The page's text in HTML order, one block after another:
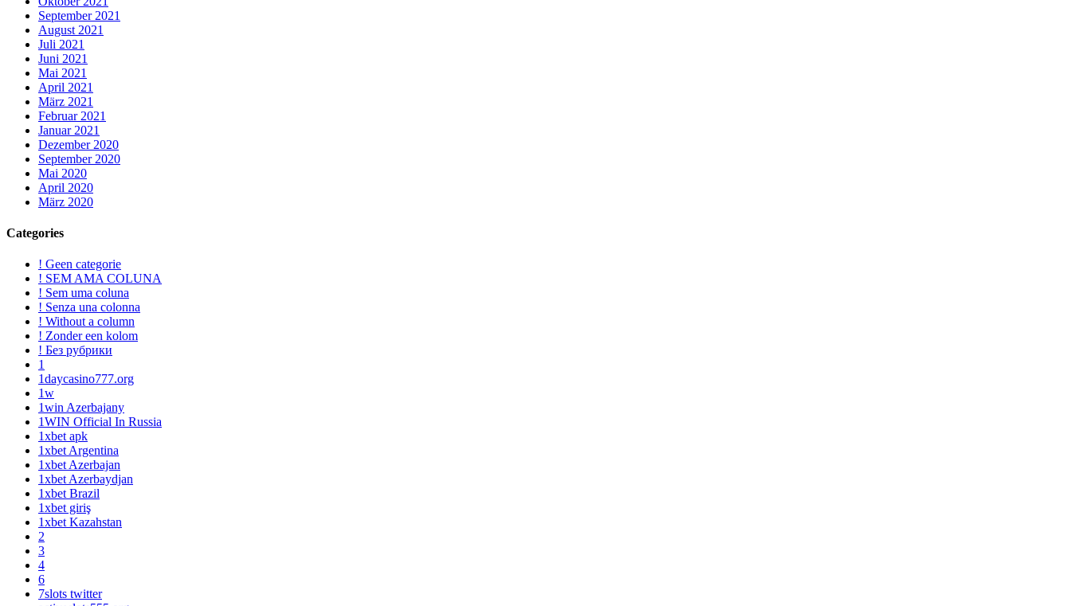
September 2021
August 2021
Juli 2021
Juni 2021
Mai 2021
April 2021
März 2021
Februar 2021
Januar 2021
Dezember 2020
September 2020
Mai 2020
April 2020
März 2020
Categories
! Geen categorie
! SEM AMA COLUNA
! Sem uma coluna
! Senza una colonna
! Without a column
! Zonder een kolom
! Без рубрики
1
1daycasino777.org
1w
1win Azerbajany
1WIN Official In Russia
1xbet apk
1xbet Argentina
1xbet Azerbajan
1xbet Azerbaydjan
1xbet Brazil
1xbet giriş
1xbet Kazahstan
2
3
4
6
7slots twitter